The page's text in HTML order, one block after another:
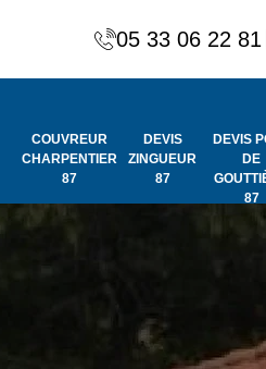
05 33 06 22 81
COUVREUR
CHARPENTIER
87
DEVIS
ZINGUEUR
87
DEVIS
DE
87